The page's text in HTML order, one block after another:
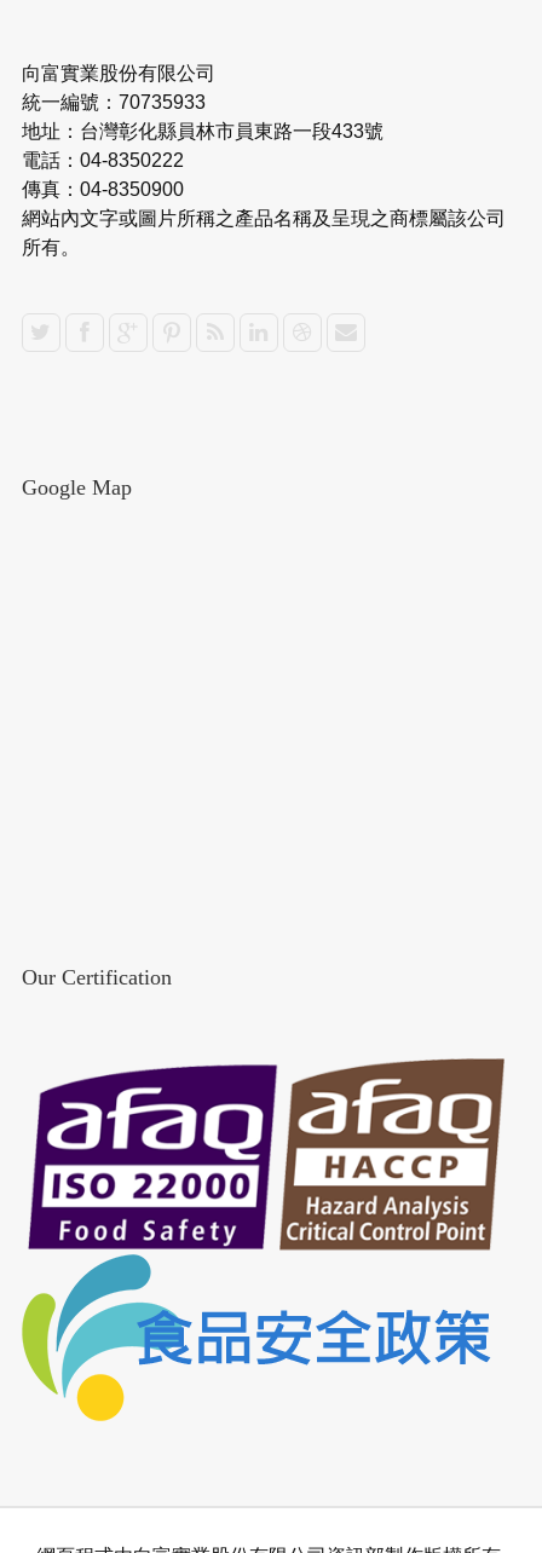
向富實業股份有限公司
統一編號：70735933
地址：台灣彰化縣員林市員東路一段433號
電話：04-8350222
傳真：04-8350900
網站內文字或圖片所稱之產品名稱及呈現之商標屬該公司
所有。
Google Map
Our Certification